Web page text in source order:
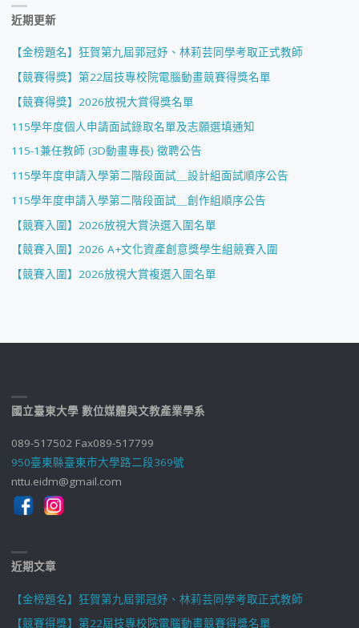
近期更新
【金榜題名】狂賀第九屆郭冠妤、林莉芸同學考取正式教師
【競賽得獎】第22屆技專校院電腦動畫競賽得獎名單
【競賽得獎】2026放視大賞得獎名單
115學年度個人申請面試錄取名單及志願選填通知
115-1兼任教師 (3D動畫專長) 徵聘公告
115學年度申請入學第二階段面試＿設計組面試順序公告
115學年度申請入學第二階段面試＿創作組順序公告
【競賽入圍】2026放視大賞決選入圍名單
【競賽入圍】2026 A+文化資產創意獎學生組競賽入圍
【競賽入圍】2026放視大賞複選入圍名單
國立臺東大學 數位媒體與文教產業學系
089-517502 Fax089-517799
950臺東縣臺東市大學路二段369號
nttu.eidm@gmail.com
近期文章
【金榜題名】狂賀第九屆郭冠妤、林莉芸同學考取正式教師
【競賽得獎】第22屆技專校院電腦動畫競賽得獎名單